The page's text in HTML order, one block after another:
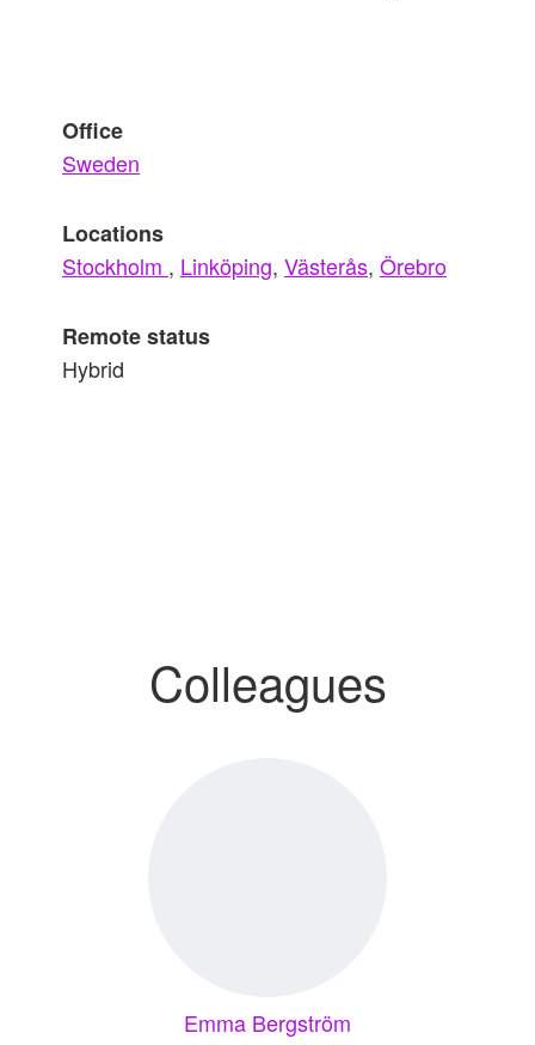
Office
Sweden
Locations
Stockholm , Linköping, Västerås, Örebro
Remote status
Hybrid
Colleagues
Emma Bergström